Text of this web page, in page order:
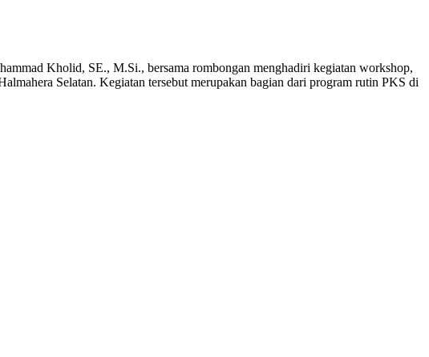
Kholid, SE., M.Si., bersama rombongan menghadiri kegiatan workshop,
Selatan. Kegiatan tersebut merupakan bagian dari program rutin PKS di